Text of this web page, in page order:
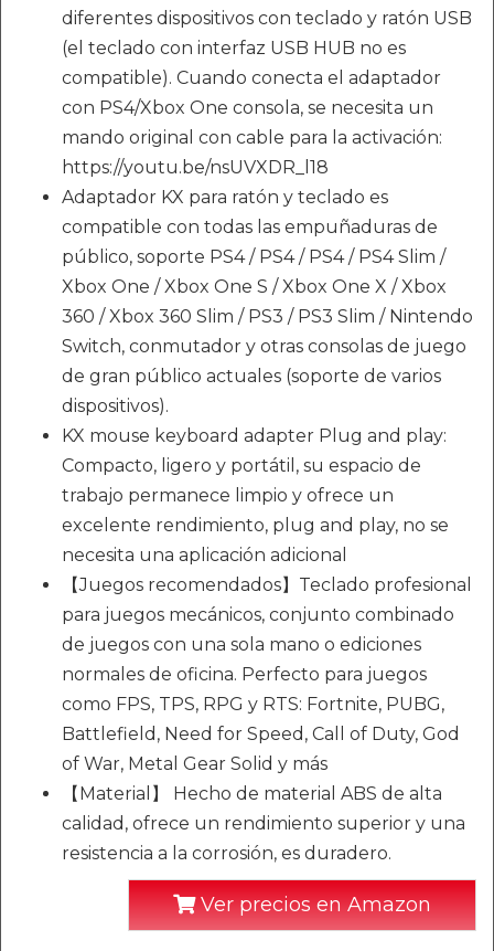
diferentes dispositivos con teclado y ratón USB
(el teclado con interfaz USB HUB no es
compatible). Cuando conecta el adaptador
con PS4/Xbox One consola, se necesita un
mando original con cable para la activación:
https://youtu.be/nsUVXDR_l18
Adaptador KX para ratón y teclado es
compatible con todas las empuñaduras de
público, soporte PS4 / PS4 / PS4 / PS4 Slim /
Xbox One / Xbox One S / Xbox One X / Xbox
360 / Xbox 360 Slim / PS3 / PS3 Slim / Nintendo
Switch, conmutador y otras consolas de juego
de gran público actuales (soporte de varios
dispositivos).
KX mouse keyboard adapter Plug and play:
Compacto, ligero y portátil, su espacio de
trabajo permanece limpio y ofrece un
excelente rendimiento, plug and play, no se
necesita una aplicación adicional
【Juegos recomendados】Teclado profesional
para juegos mecánicos, conjunto combinado
de juegos con una sola mano o ediciones
normales de oficina. Perfecto para juegos
como FPS, TPS, RPG y RTS: Fortnite, PUBG,
Battlefield, Need for Speed, Call of Duty, God
of War, Metal Gear Solid y más
【Material】 Hecho de material ABS de alta
calidad, ofrece un rendimiento superior y una
resistencia a la corrosión, es duradero.
Ver precios en Amazon